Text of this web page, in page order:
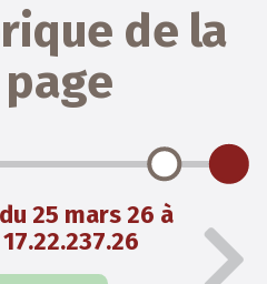
de la
page
25 mars 26 à